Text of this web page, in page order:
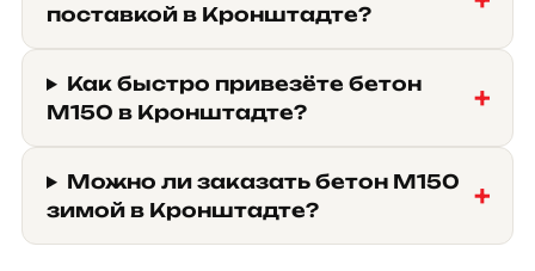
поставкой в Кронштадте?
Как быстро привезёте бетон
М150 в Кронштадте?
Можно ли заказать бетон М150
зимой в Кронштадте?